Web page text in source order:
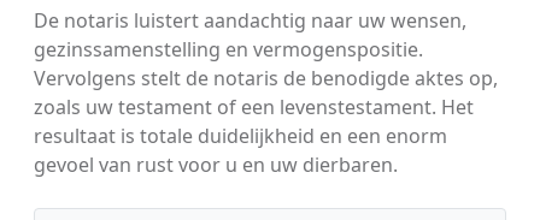
De notaris luistert aandachtig naar uw wensen,
gezinssamenstelling en vermogenspositie.
Vervolgens stelt de notaris de benodigde aktes op,
zoals uw testament of een levenstestament. Het
resultaat is totale duidelijkheid en een enorm
gevoel van rust voor u en uw dierbaren.